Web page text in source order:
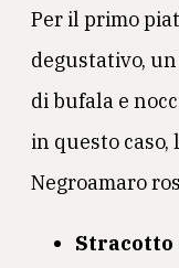
Per il primo
degustativo,
di bufala e
in questo
Negroamaro